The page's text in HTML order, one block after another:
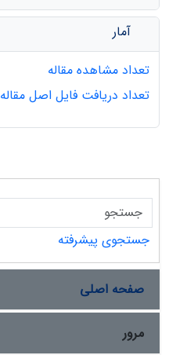
آمار
تعداد مشاهده مقاله
تعداد دریافت فایل اصل مقاله
جستجوی پیشرفته
صفحه اصلی
مرور